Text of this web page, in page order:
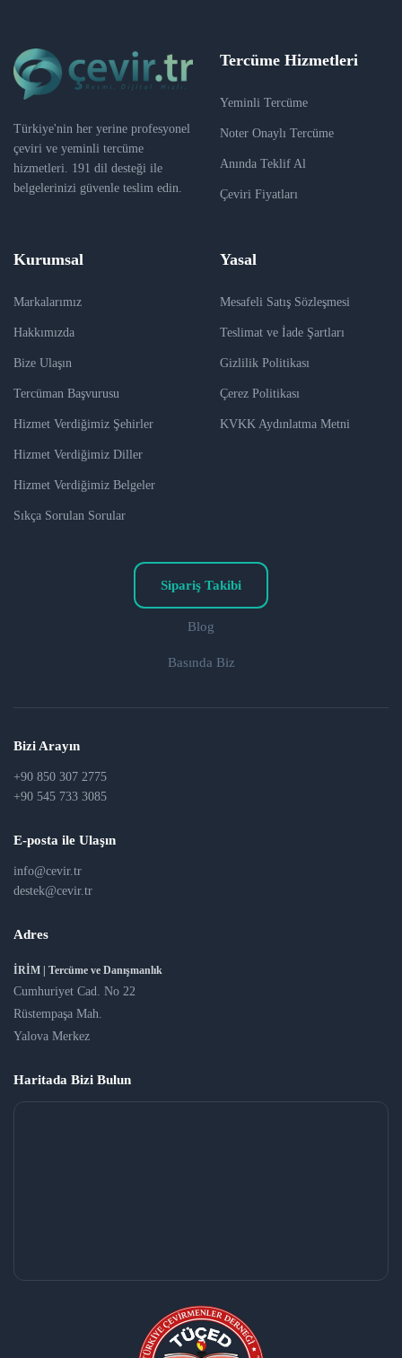
Türkiye'nin her yerine profesyonel
çeviri ve yeminli tercüme
hizmetleri. 191 dil desteği ile
belgelerinizi güvenle teslim edin.
Tercüme Hizmetleri
Yeminli Tercüme
Noter Onaylı Tercüme
Anında Teklif Al
Çeviri Fiyatları
Kurumsal
Markalarımız
Hakkımızda
Bize Ulaşın
Tercüman Başvurusu
Hizmet Verdiğimiz Şehirler
Hizmet Verdiğimiz Diller
Hizmet Verdiğimiz Belgeler
Sıkça Sorulan Sorular
Yasal
Mesafeli Satış Sözleşmesi
Teslimat ve İade Şartları
Gizlilik Politikası
Çerez Politikası
KVKK Aydınlatma Metni
Sipariş Takibi
Blog
Basında Biz
Bizi Arayın
+90 850 307 2775
+90 545 733 3085
E-posta ile Ulaşın
info@cevir.tr
destek@cevir.tr
Adres
İRİM | Tercüme ve Danışmanlık
Cumhuriyet Cad. No 22
Rüstempaşa Mah.
Yalova Merkez
Haritada Bizi Bulun